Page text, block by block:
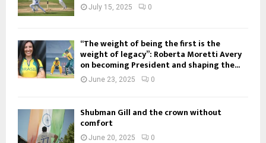
July 15, 2025 0
“The weight of being the first is the
weight of legacy”: Roberta Moretti Avery
on becoming President and shaping the...
June 23, 2025 0
Shubman Gill and the crown without
comfort
June 20, 2025 0